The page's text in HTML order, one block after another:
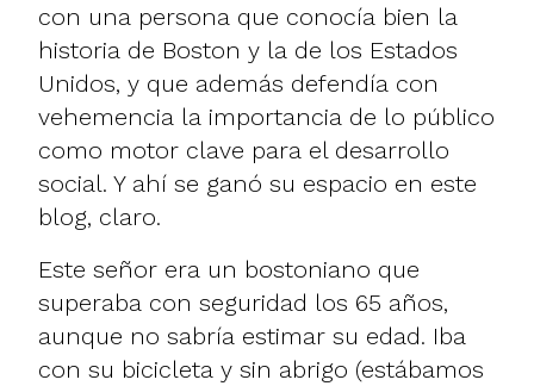
con una persona que conocía bien la
historia de Boston y la de los Estados
Unidos, y que además defendía con
vehemencia la importancia de lo público
como motor clave para el desarrollo
social. Y ahí se ganó su espacio en este
blog, claro.
Este señor era un bostoniano que
superaba con seguridad los 65 años,
aunque no sabría estimar su edad. Iba
con su bicicleta y sin abrigo (estábamos